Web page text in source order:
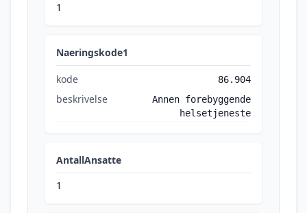
1
Naeringskode1
kode 86.904
beskrivelse
Annen forebyggende
helsetjeneste
AntallAnsatte
1